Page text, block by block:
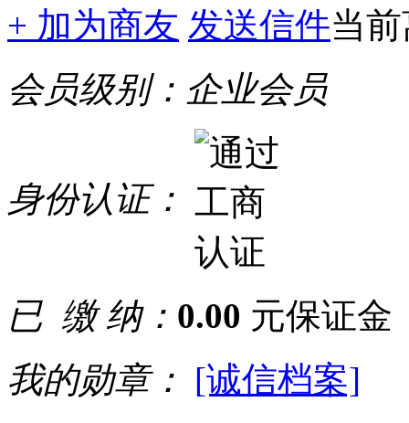
+ 加为商友 发送信件当
会员级别： 企业会员
身份认证：
已 缴 纳： 0.00 元保证金
我的勋章： [诚信档案]